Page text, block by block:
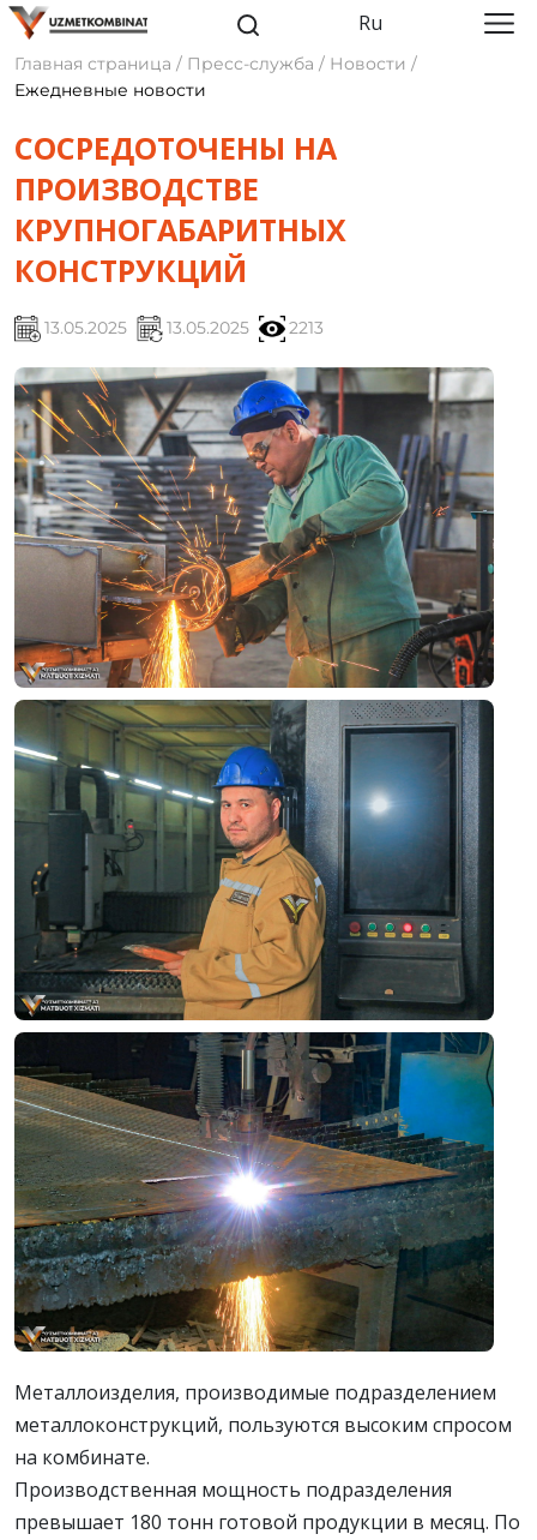
Ru
Главная страница / Пресс-служба / Новости /
Ежедневные новости
СОСРЕДОТОЧЕНЫ НА
ПРОИЗВОДСТВЕ
КРУПНОГАБАРИТНЫХ
КОНСТРУКЦИЙ
13.05.2025 13.05.2025 2213
Металлоизделия, производимые подразделением
металлоконструкций, пользуются высоким спросом
на комбинате.
Производственная мощность подразделения
превышает 180 тонн готовой продукции в месяц. По